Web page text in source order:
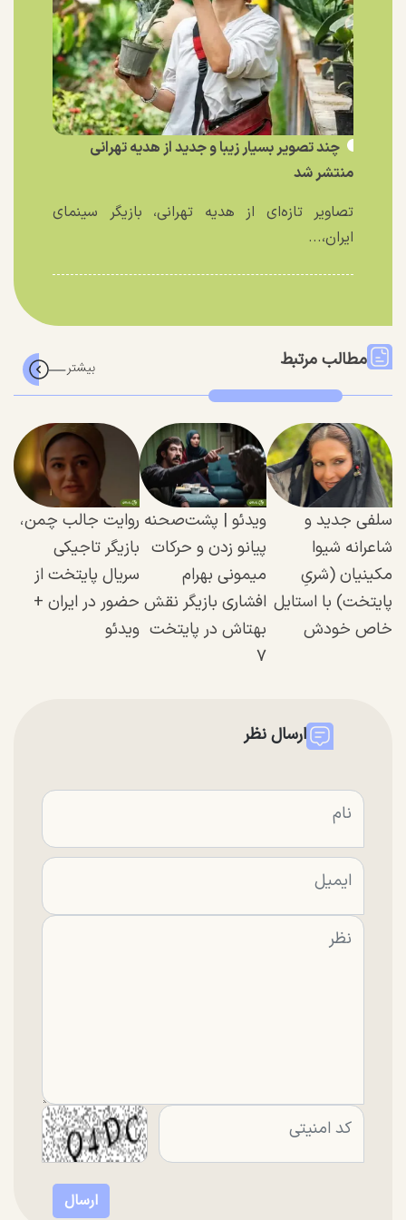
چند تصویر بسیار زیبا و جدید از هدیه تهرانی
منتشر شد
تصاویر تازه‌ای از هدیه تهرانی، بازیگر سینمای
ایران،...
مطالب مرتبط
سلفی جدید و
شاعرانه شیوا
مکینیان (شریِ
پایتخت) با استایل
خاص خودش
ویدئو | پشت‌صحنه
پیانو زدن و حرکات
میمونی بهرام
افشاری بازیگر نقش
بهتاش در پایتخت
۷
روایت جالب چمن،
بازیگر تاجیکی
سریال پایتخت از
حضور در ایران +
ویدئو
ارسال نظر